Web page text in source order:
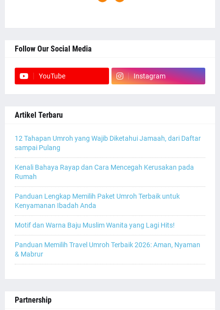
Follow Our Social Media
YouTube Instagram
Artikel Terbaru
12 Tahapan Umroh yang Wajib Diketahui Jamaah, dari Daftar
sampai Pulang
Kenali Bahaya Rayap dan Cara Mencegah Kerusakan pada
Rumah
Panduan Lengkap Memilih Paket Umroh Terbaik untuk
Kenyamanan Ibadah Anda
Motif dan Warna Baju Muslim Wanita yang Lagi Hits!
Panduan Memilih Travel Umroh Terbaik 2026: Aman, Nyaman
& Mabrur
Partnership